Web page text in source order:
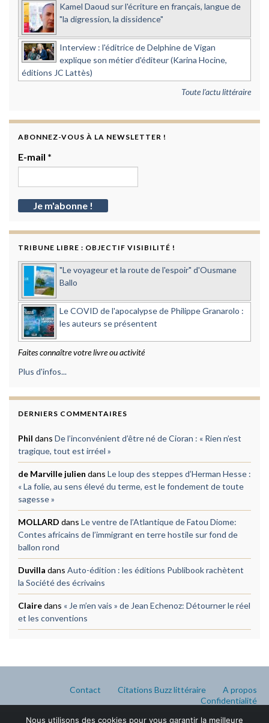
Kamel Daoud sur l'écriture en français, langue de
"la digression, la dissidence"
Interview : l'éditrice de Delphine de Vigan
explique son métier d'éditeur (Karina Hocine,
éditions JC Lattès)
Toute l'actu littéraire
ABONNEZ-VOUS À LA NEWSLETTER !
E-mail *
TRIBUNE LIBRE : OBJECTIF VISIBILITÉ !
"Le voyageur et la route de l'espoir" d'Ousmane
Ballo
Le COVID de l'apocalypse de Philippe Granarolo :
les auteurs se présentent
Faites connaître votre livre ou activité
Plus d'infos...
DERNIERS COMMENTAIRES
Phil dans De l’inconvénient d’être né de Cioran : « Rien n’est
tragique, tout est irréel »
de Marville julien dans Le loup des steppes d’Herman Hesse :
« La folie, au sens élevé du terme, est le fondement de toute
sagesse »
MOLLARD dans Le ventre de l’Atlantique de Fatou Diome:
Contes africains de l’immigrant en terre hostile sur fond de
ballon rond
Duvilla dans Auto-édition : les éditions Publibook rachètent
la Société des écrivains
Clairedans « Je m’en vais » de Jean Echenoz: Détourner le réel
et les conventions
Contact Citations Buzz littéraire
A propos
Confidentialité
Nous utilisons des cookies pour vous garantir la meilleure